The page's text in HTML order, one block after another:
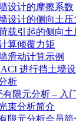
设计的摩擦系数
设计的侧向土压
载引起的侧向土
算倾覆力矩
滑动计算示例
进行挡土墙
析
限元分析 – 入
束分析简介
限元分析会员简